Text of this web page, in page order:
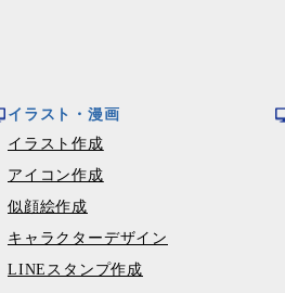
イラスト・漫画
イラスト作成
アイコン作成
似顔絵作成
キャラクターデザイン
LINEスタンプ作成